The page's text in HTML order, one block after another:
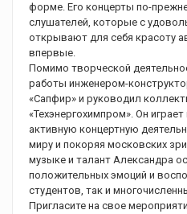
форме. Его концерты по-
слушателей, которые с
открывают для себя красоту
впервые.
Помимо творческой
работы инженером-
«Сапфир» и руководил
«Техэнергохимпром». Он
активную концертную
миру и покоряя московских
музыке и талант Александра
положительных эмоций и
студентов, так и
Пригласите на свое